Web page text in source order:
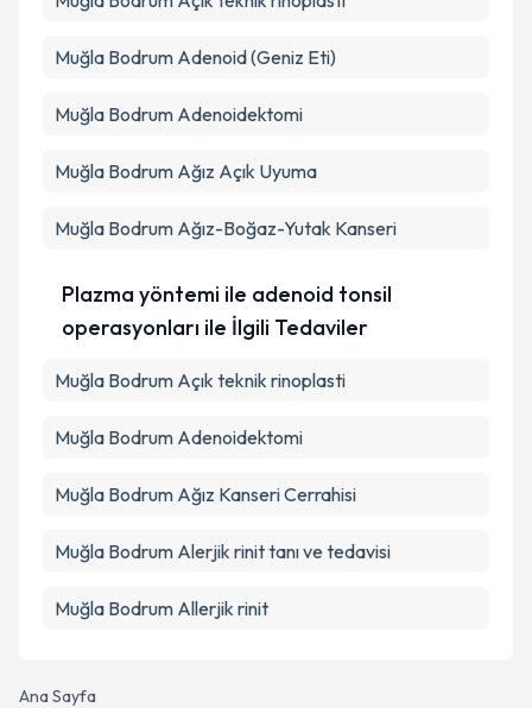
Ana Sayfa
Muğla Bodrum Adenoid (Geniz Eti)
Muğla Bodrum Adenoidektomi
Muğla Bodrum Ağız Açık Uyuma
Muğla Bodrum Ağız-Boğaz-Yutak Kanseri
Plazma yöntemi ile adenoid tonsil
operasyonları ile İlgili Tedaviler
Muğla Bodrum Açık teknik rinoplasti
Muğla Bodrum Adenoidektomi
Muğla Bodrum Ağız Kanseri Cerrahisi
Muğla Bodrum Alerjik rinit tanı ve tedavisi
Muğla Bodrum Allerjik rinit